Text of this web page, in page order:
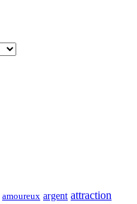
amoureux argent attraction